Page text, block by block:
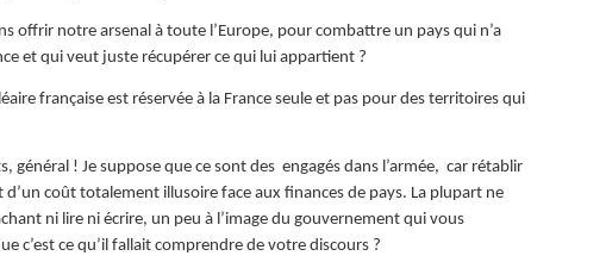
offrir notre arsenal à toute l’Europe, pour combattre un pays qui n’a
et qui veut juste récupérer ce qui lui appartient ?
française est réservée à la France seule et pas pour des territoires qui
général ! Je suppose que ce sont des engagés dans l’armée, car rétablir
d’un coût totalement illusoire face aux finances de pays. La plupart ne
ni lire ni écrire, un peu à l’image du gouvernement qui vous
c’est ce qu’il fallait comprendre de votre discours ?